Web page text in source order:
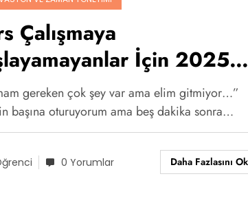
Çalışmaya
İçin 2025
Ritüeli
gereken çok şey var ama elim gitmiyor…”
başına oturuyorum ama beş dakika sonra…
0 Yorumlar Daha Fazlasını